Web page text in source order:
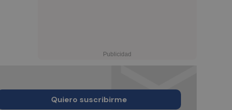
Quiero suscribirme